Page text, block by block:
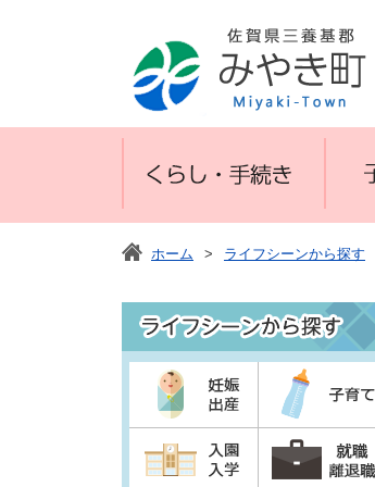
ホーム > ライフシーンから探す